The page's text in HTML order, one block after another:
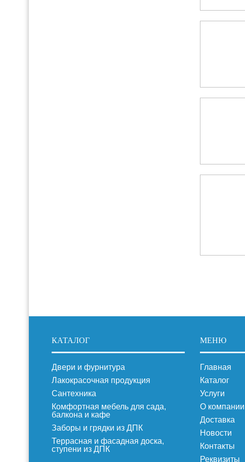
КАТАЛОГ
Двери и фурнитура
Лакокрасочная продукция
Сантехника
Комфортная мебель для сада,
балкона и кафе
Заборы и грядки из ДПК
Террасная и фасадная доска,
ступени из ДПК
МЕНЮ
Главная
Каталог
Услуги
О компании
Доставка
Новости
Контакты
Реквизиты